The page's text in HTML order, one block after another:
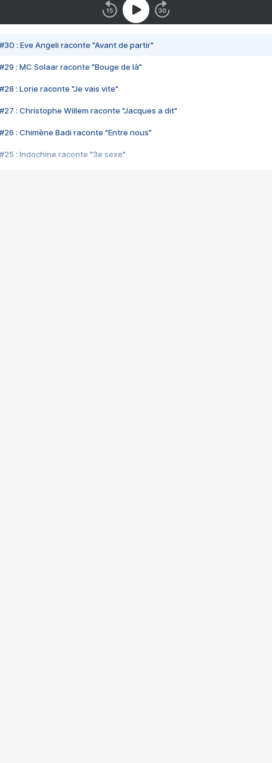
#30 : Eve Angeli raconte "Avant de partir"
#29 : MC Solaar raconte "Bouge de là"
#28 : Lorie raconte "Je vais vite"
#27 : Christophe Willem raconte "Jacques a dit"
#26 : Chimène Badi raconte "Entre nous"
#25 : Indochine raconte "3e sexe"